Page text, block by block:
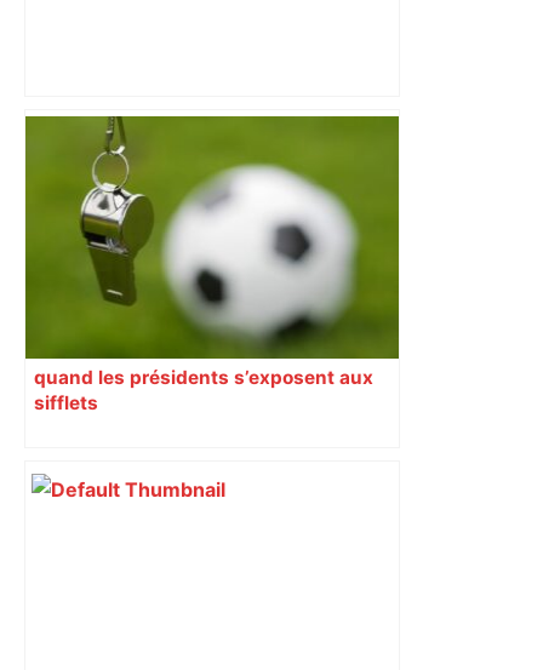
« Les passants se sont servis » :
laissées sur le trottoir, les moquettes
léopard d’un hôtel toulousain font un
tabac – Ouest-France
quand les présidents s’exposent aux
sifflets